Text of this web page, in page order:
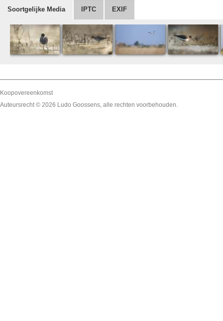
Soortgelijke Media IPTC EXIF
Koopovereenkomst
Auteursrecht © 2026 Ludo Goossens, alle rechten voorbehouden.